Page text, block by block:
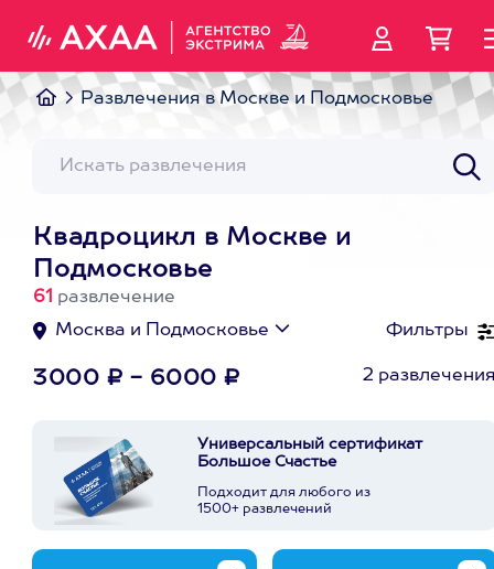
Развлечения в Москве и Подмосковье
Квадроцикл в Москве и
Подмосковье
61 развлечение
Фильтры
Москва и Подмосковье
3000 ₽ - 6000 ₽ 2
Универсальный сертификат
Большое Счастье
Подходит для любого из
1500+ развлечений